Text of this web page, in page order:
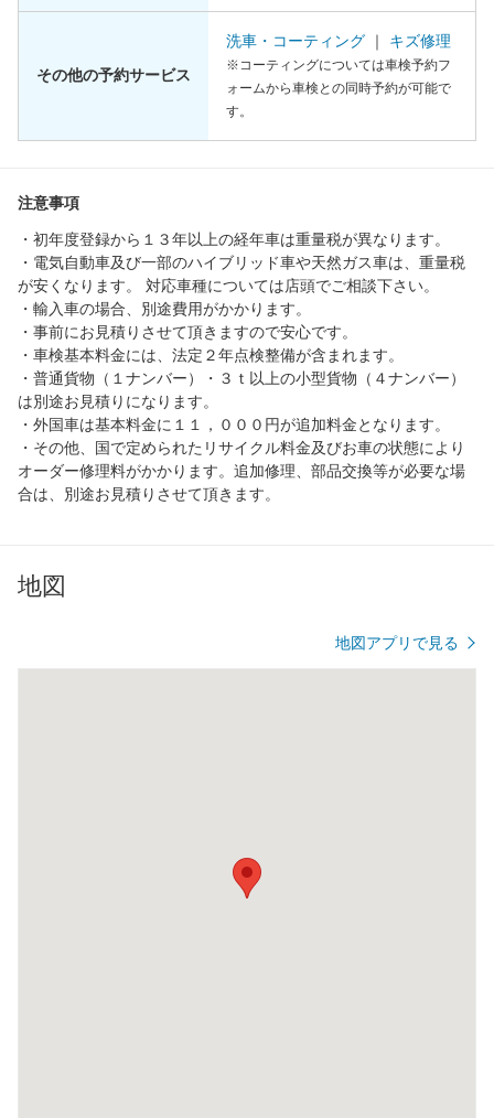
その他の予約サービス
洗車・コーティング ｜ キズ修理
※コーティングについては車検予約フ
ォームから車検との同時予約が可能で
す。
注意事項
・初年度登録から１３年以上の経年車は重量税が異なります。
・電気自動車及び一部のハイブリッド車や天然ガス車は、重量税
が安くなります。 対応車種については店頭でご相談下さい。
・輸入車の場合、別途費用がかかります。
・事前にお見積りさせて頂きますので安心です。
・車検基本料金には、法定２年点検整備が含まれます。
・普通貨物（１ナンバー）・３ｔ以上の小型貨物（４ナンバー）
は別途お見積りになります。
・外国車は基本料金に１１，０００円が追加料金となります。
・その他、国で定められたリサイクル料金及びお車の状態により
オーダー修理料がかかります。追加修理、部品交換等が必要な場
合は、別途お見積りさせて頂きます。
地図
地図アプリで見る